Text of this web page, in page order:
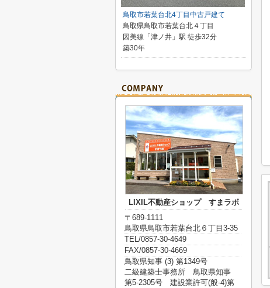
鳥取市若葉台北4丁目中古戸建て
鳥取県鳥取市若葉台北４丁目
因美線「津ノ井」駅 徒歩32分
築30年
LIXIL不動産ショップ すまラボ
〒689-1111
鳥取県鳥取市若葉台北６丁目3-35
TEL/0857-30-4649
FAX/0857-30-4669
鳥取県知事 (3) 第1349号
二級建築士事務所 鳥取県知事
第5-2305号 建設業許可(般-4)第